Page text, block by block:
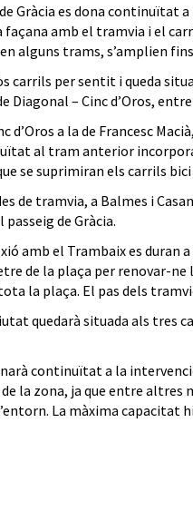
Gràcia es dona continuïtat
façana amb el tramvia i el
alguns trams, s’amplien
per sentit i queda
Diagonal – Cinc d’Oros,
d’Oros a la de Francesc
al tram anterior
se suprimiran els carrils
de tramvia, a Balmes i
de Gràcia.
amb el Trambaix es
de la plaça per renovar-
la plaça. El pas dels
quedarà situada als tres
continuïtat a la
la zona, ja que entre altres
La màxima capacitat